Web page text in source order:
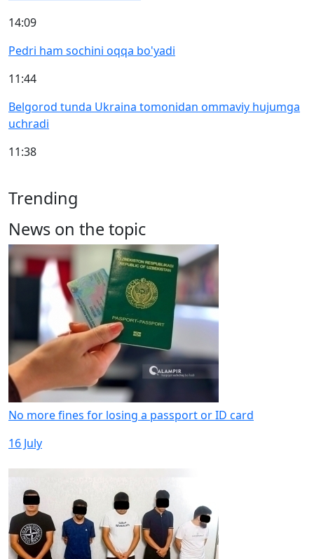
14:09
Pedri ham sochini oqqa bo'yadi
11:44
Belgorod tunda Ukraina tomonidan ommaviy hujumga
uchradi
11:38
Trending
News on the topic
No more fines for losing a passport or ID card
16 July